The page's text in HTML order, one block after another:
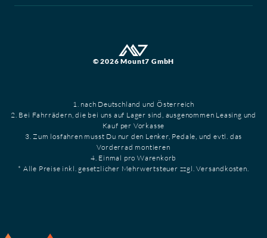
© 2026 Mount7 GmbH
1. nach Deutschland und Österreich
2. Bei Fahrrädern, die bei uns auf Lager sind, ausgenommen Leasing und
Kauf per Vorkasse
3. Zum losfahren musst Du nur den Lenker, Pedale, und evtl. das
Vorderrad montieren
4. Einmal pro Warenkorb
* Alle Preise inkl. gesetzlicher Mehrwertsteuer zzgl. Versandkosten.